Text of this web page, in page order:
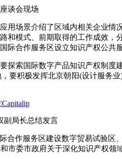
谈会现场
场景介绍了区域内相关企业
模式、前期取得的工作成效
合作服务区设立知识产权公共
索国际数字产品知识产权制
积极发挥北京朝阳(设计服务
副局长总结发言
合作服务区建设数字贸易试验
委市政府关于深化知识产权